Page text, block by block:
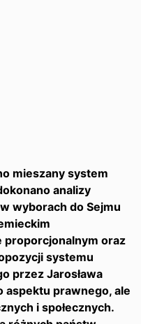
mieszany system
analizy
wyborach do Sejmu
proporcjonalnym oraz
systemu
przez Jarosława
aspektu prawnego, ale
i społecznych.